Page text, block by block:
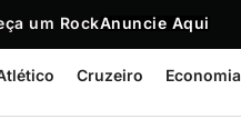
um RockAnuncie Aqui
Cruzeiro Economia